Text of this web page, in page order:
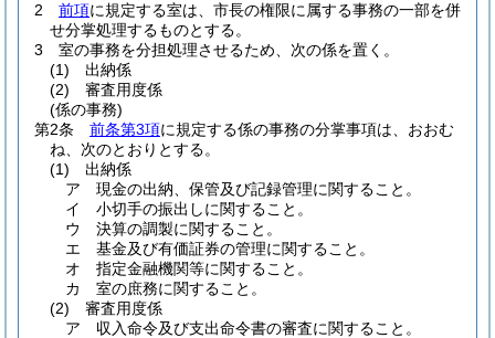
2
前項に規定する室は、市長の権限に属する事務の一部を併
せ分掌処理するものとする。
3
室の事務を分担処理させるため、次の係を置く。
(1)
出納係
(2)
審査用度係
(係の事務)
第2条
前条第3項に規定する係の事務の分掌事項は、おおむ
ね、次のとおりとする。
(1)
出納係
ア
現金の出納、保管及び記録管理に関すること。
イ
小切手の振出しに関すること。
ウ
決算の調製に関すること。
エ
基金及び有価証券の管理に関すること。
オ
指定金融機関等に関すること。
カ
室の庶務に関すること。
(2)
審査用度係
ア
収入命令及び支出命令書の審査に関すること。